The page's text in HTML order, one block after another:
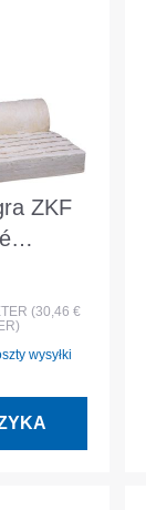
ZKF
(30,46 €
wysyłki